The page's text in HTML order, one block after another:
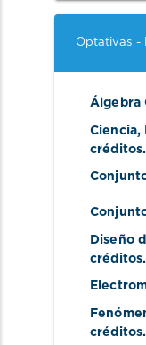
Optativas -
Álgebra
Ciencia,
créditos.
Diseño
créditos.
créditos.